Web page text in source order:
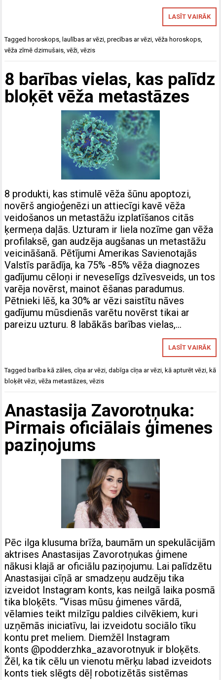
LASĪT VAIRĀK
Taggedhoroskops ,laulības ar vēzi ,precības ar vēzi ,vēža horoskops
vēža zīmē dzimušais ,vēži ,vēzis
8 barības vielas, kas palīdz
bloķēt vēža metastāzes
8 produkti, kas stimulē vēža šūnu apoptozi,
novērš angioģenēzi un attiecīgi kavē vēža
veidošanos un metastāžu izplatīšanos citās
ķermeņa daļās. Uzturam ir liela nozīme gan vēža
profilaksē, gan audzēja augšanas un metastāžu
veicināšanā. Pētījumi Amerikas Savienotajās
Valstīs parādīja, ka 75% -85% vēža diagnozes
gadījumu cēloņi ir neveselīgs dzīvesveids, un tos
varēja novērst, mainot ēšanas paradumus.
Pētnieki lēš, ka 30% ar vēzi saistītu nāves
gadījumu mūsdienās varētu novērst tikai ar
pareizu uzturu. 8 labākās barības vielas,…
LASĪT VAIRĀK
Tagged barība kā zāles,cīņa ar vēzi,dabīga cīņa ar vēzi, kā apturēt vēzi, kā
bloķēt vēzi,vēža metastāzes,vēzis
Anastasija Zavorotņuka:
Pirmais oficiālais ģimenes
paziņojums
Pēc ilga klusuma brīža, baumām un spekulācijām
aktrises Anastasijas Zavorotņukas ģimene
nākusi klajā ar oficiālu paziņojumu. Lai palīdzētu
Anastasijai cīņā ar smadzeņu audzēju tika
izveidot Instagram konts, kas neilgā laika posmā
tika bloķēts. “Visas mūsu ģimenes vārdā,
vēlamies teikt milzīgu paldies cilvēkiem, kuri
uzņēmās iniciatīvu, lai izveidotu sociālo tīku
kontu pret meliem. Diemžēl Instagram
konts @podderzhka_azavorotnyuk ir bloķēts.
Žēl, ka tik cēlu un vienotu mērķu labad izveidots
konts tiek slēgts dēļ robotizētās sistēmas